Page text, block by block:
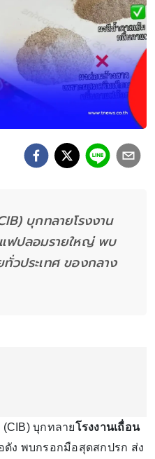
บุกทลายโรงงาน
ฟปลอมรายใหญ่ พบ
วประเทศ ของกลาง
(CIB) บุกทลายโรงงานเถื่อน
ดัง พบกรอกมือสุดสกปรก ส่ง